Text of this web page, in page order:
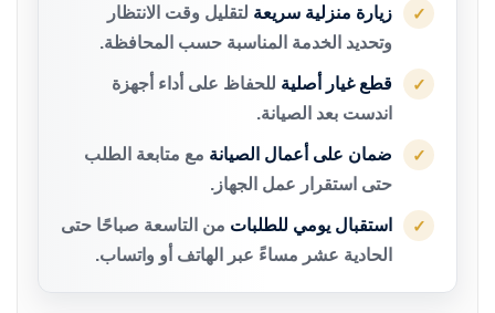
✓ زيارة منزلية سريعة لتقليل وقت الانتظار
وتحديد الخدمة المناسبة حسب المحافظة.
✓ قطع غيار أصلية للحفاظ على أداء أجهزة
اندست بعد الصيانة.
✓ ضمان على أعمال الصيانة مع متابعة الطلب
حتى استقرار عمل الجهاز.
✓ استقبال يومي للطلبات من التاسعة صباحًا حتى
الحادية عشر مساءً عبر الهاتف أو واتساب.